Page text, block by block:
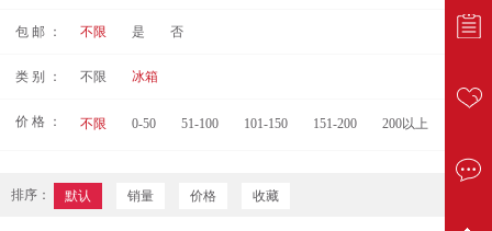
包 邮 ： 不限 是 否
类 别 ： 不限 冰箱
价 格 ： 不限 0-50 51-100 101-150 151-200 200以上
排序： 默认 销量 价格 收藏